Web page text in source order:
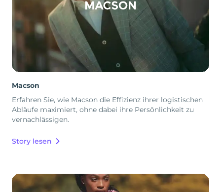
Macson
Erfahren Sie, wie Macson die Effizienz ihrer logistischen
Abläufe maximiert, ohne dabei ihre Persönlichkeit zu
vernachlässigen.
Story lesen